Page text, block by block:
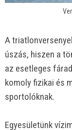
A
úszás, hiszen a
az esetleges
komoly fizikai és
sportolóknak.
Egyesületünk